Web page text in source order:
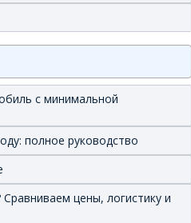
с минимальной
полное руководство
цены, логистику и